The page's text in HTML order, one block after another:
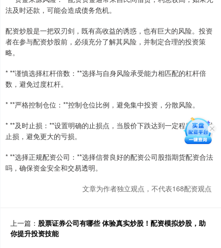
法及时还款，可能会造成债务危机。
配资炒股是一把双刃剑，既有高收益的诱惑，也有巨大的风险。投资
者在参与配资炒股前，必须充分了解其风险，并制定合理的投资策
略。
* **谨慎选择杠杆倍数：**选择与自身风险承受能力相匹配的杠杆倍
数，避免过度杠杆。
* **严格控制仓位：**控制仓位比例，避免集中投资，分散风险。
* **及时止损：**设置明确的止损点，当股价下跌达到一定程度时及时
止损，避免更大的亏损。
* **选择正规配资公司：**选择信誉良好的配资公司股指期货配资合法
吗，确保资金安全和交易透明。
文章为作者独立观点，不代表168配资观点
上一篇： 股票证券公司有哪些 体验真实炒股！配资模拟炒股，助
你提升投资技能